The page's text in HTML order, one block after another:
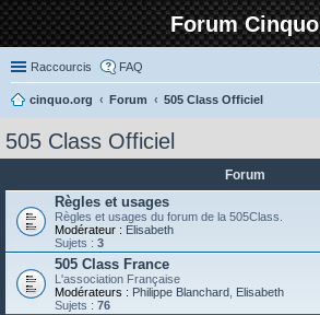
Forum Cinquo
Raccourcis FAQ
cinquo.org Forum
505 Class Officiel
505 Class Officiel
Forum
Règles et usages
Règles et usages du forum de la 505Class.
Modérateur : Elisabeth
Sujets : 3
505 Class France
L'association Française
Modérateurs : Philippe Blanchard Elisabeth
Sujets : 76